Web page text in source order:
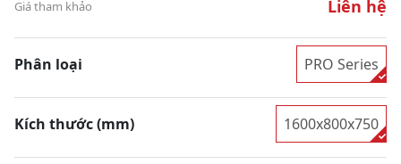
Giá tham khảo
Liên hệ
Phân loại PRO Series
Kích thước (mm) 1600x800x750